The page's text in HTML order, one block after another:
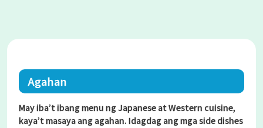
Agahan
May iba’t ibang menu ng Japanese at Western cuisine,
kaya’t masaya ang agahan. Idagdag ang mga side dishes